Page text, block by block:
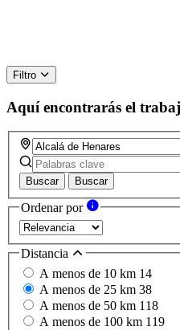
Filtro
Aquí encontrarás el
Buscar Buscar
Ordenar por
Distancia
A menos de 10 km 14
A menos de 25 km 38
A menos de 50 km 118
A menos de 100 km 119